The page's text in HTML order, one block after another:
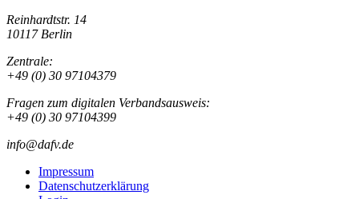
Reinhardtstr. 14
10117 Berlin
Zentrale:
+49 (0) 30 97104379
Fragen zum digitalen Verbandsausweis:
+49 (0) 30 97104399
info@dafv.de
Impressum
Datenschutzerklärung